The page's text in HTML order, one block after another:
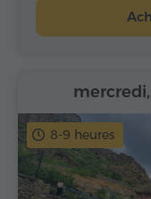
8-9 heures